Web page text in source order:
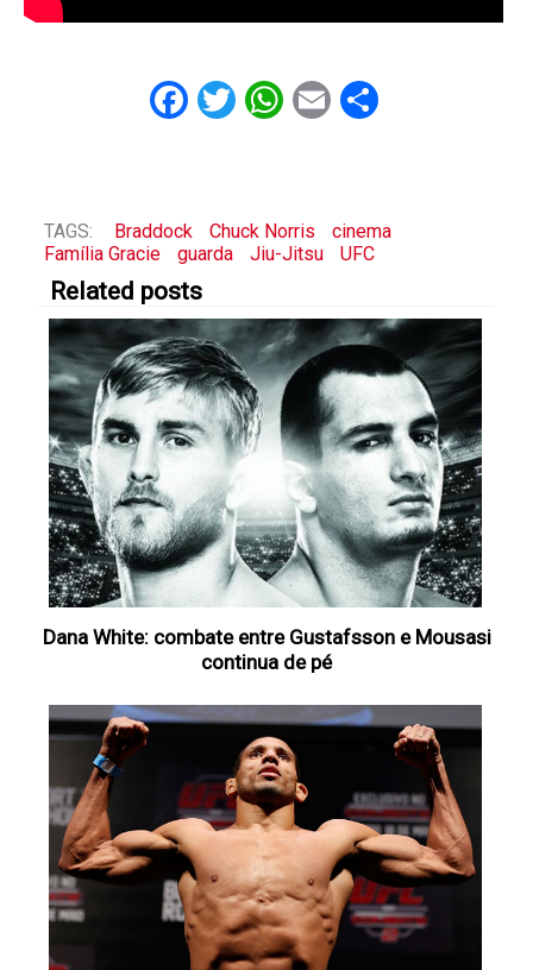
Facebook
Twitter
WhatsApp
EmailShare
TAGS: Braddock Chuck Norris
cinema
Família Gracie
guarda Jiu-Jitsu UFC
Related posts
Dana White: combate entre Gustafsson e Mousasi
continua de pé